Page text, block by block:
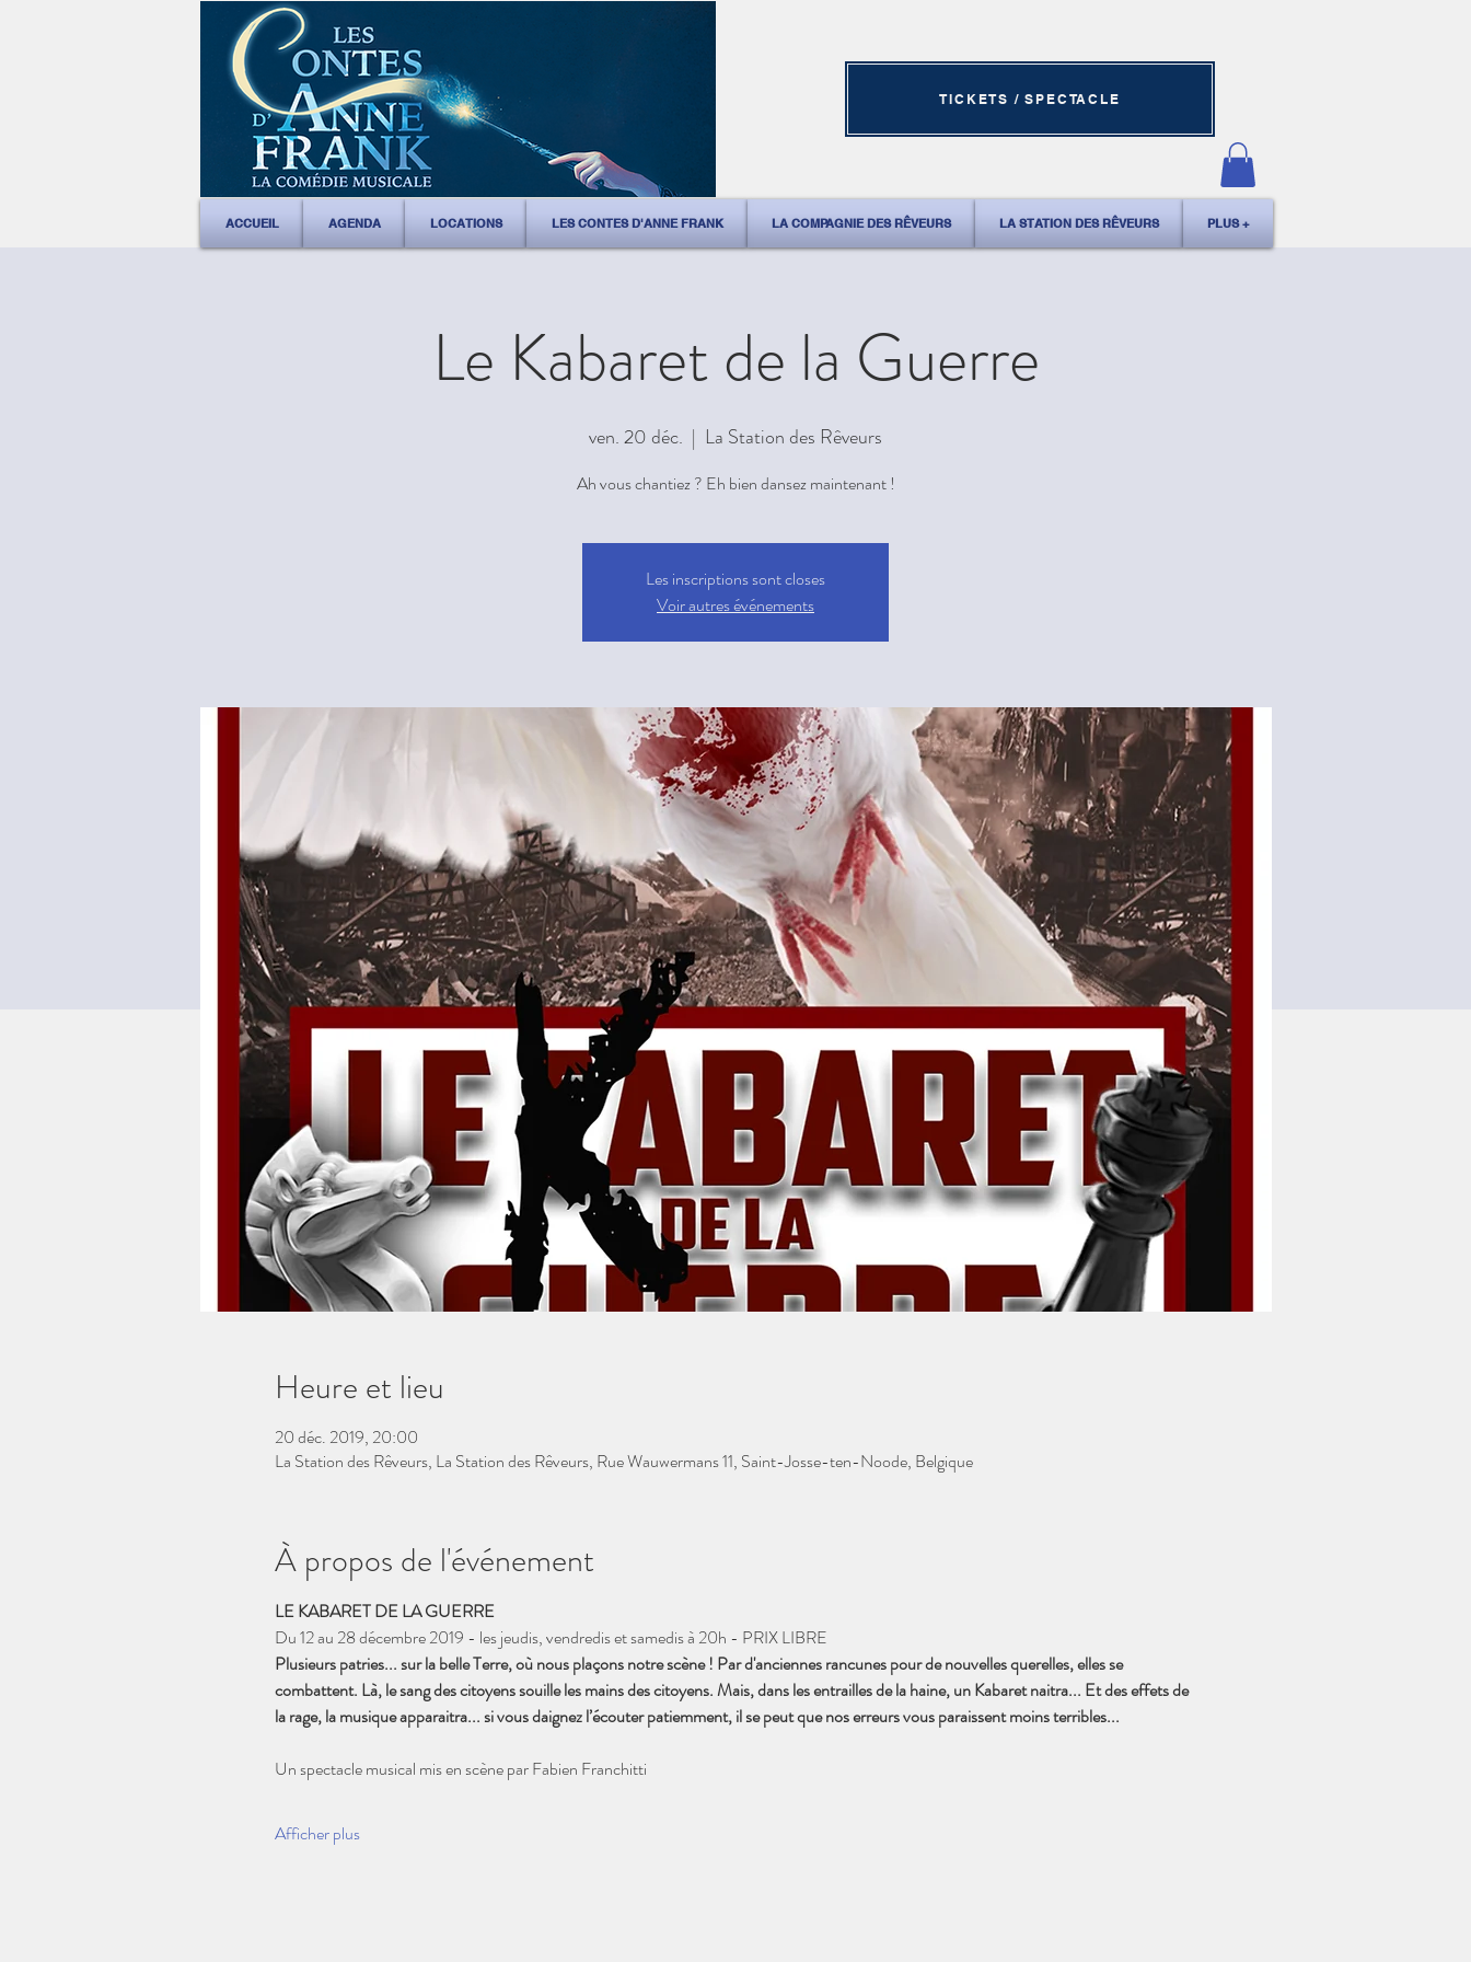
TICKETS / SPECTACLE
ACCUEIL AGENDA LOCATIONS LES CONTES D'ANNE FRANK LA COMPAGNIE DES RÊVEURS LA STATION DES RÊVEURS PLUS +
Le Kabaret de la Guerre
ven. 20 déc.
  |
La Station des Rêveurs
Ah vous chantiez ? Eh bien dansez maintenant !
Les inscriptions sont closes
Voir autres événements
Heure et lieu
20 déc. 2019, 20:00
La Station des Rêveurs, La Station des Rêveurs, Rue Wauwermans 11, Saint-Josse-ten-Noode, Belgique
À propos de l'événement
LE KABARET DE LA GUERRE
Du 12 au 28 décembre 2019 - les jeudis, vendredis et samedis à 20h - PRIX LIBRE
Plusieurs patries... sur la belle Terre, où nous plaçons notre scène ! Par d'anciennes rancunes pour de nouvelles querelles, elles se
combattent. Là, le sang des citoyens souille les mains des citoyens. Mais, dans les entrailles de la haine, un Kabaret naitra... Et des effets de
la rage, la musique apparaitra... si vous daignez l’écouter patiemment, il se peut que nos erreurs vous paraissent moins terribles...
Un spectacle musical mis en scène par Fabien Franchitti
Afficher plus